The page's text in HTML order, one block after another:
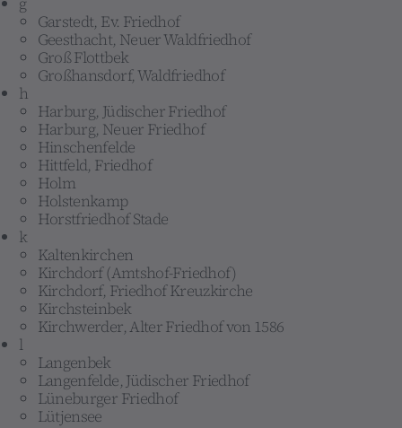
Garstedt, Ev. Friedhof
Geesthacht, Neuer Waldfriedhof
Groß Flottbek
Großhansdorf, Waldfriedhof
h
Harburg, Jüdischer Friedhof
Harburg, Neuer Friedhof
Hinschenfelde
Hittfeld, Friedhof
Holm
Holstenkamp
Horstfriedhof Stade
k
Kaltenkirchen
Kirchdorf (Amtshof-Friedhof)
Kirchdorf, Friedhof Kreuzkirche
Kirchsteinbek
Kirchwerder, Alter Friedhof von 1586
l
Langenbek
Langenfelde, Jüdischer Friedhof
Lüneburger Friedhof
Lütjensee